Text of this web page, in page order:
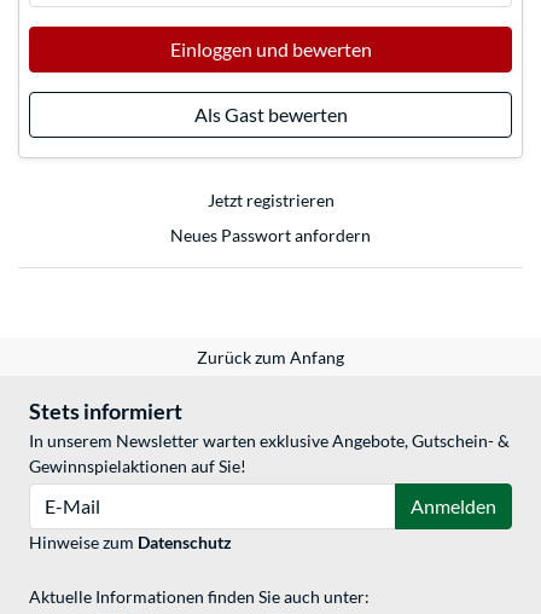
Einloggen und bewerten
Als Gast bewerten
Jetzt registrieren
Neues Passwort anfordern
Zurück zum Anfang
Stets informiert
In unserem Newsletter warten exklusive Angebote, Gutschein- &
Gewinnspielaktionen auf Sie!
Anmelden
Hinweise zum Datenschutz
Aktuelle Informationen finden Sie auch unter: